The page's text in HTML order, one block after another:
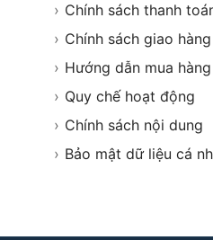
› Chính sách thanh
› Chính sách giao hàng
› Hướng dẫn mua hàng
› Quy chế hoạt động
› Chính sách nội dung
› Bảo mật dữ liệu cá